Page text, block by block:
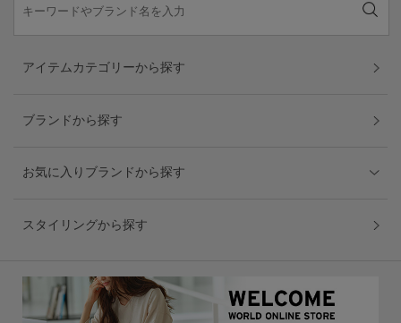
アイテムカテゴリーから探す
ブランドから探す
お気に入りブランドから探す
スタイリングから探す